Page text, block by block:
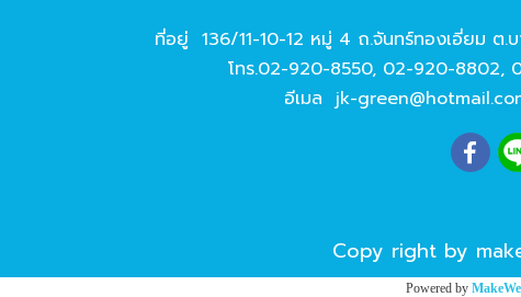
ที่อยู่ 136/11-10-12 หมู่ 4 ถ.จันทร์ทองเอี่ยม ต.
โทร.02-920-8550, 02-920-8802,
อีเมล jk-
Copy right by
Powered by